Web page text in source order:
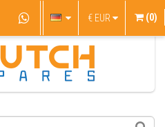
€ EUR (0)